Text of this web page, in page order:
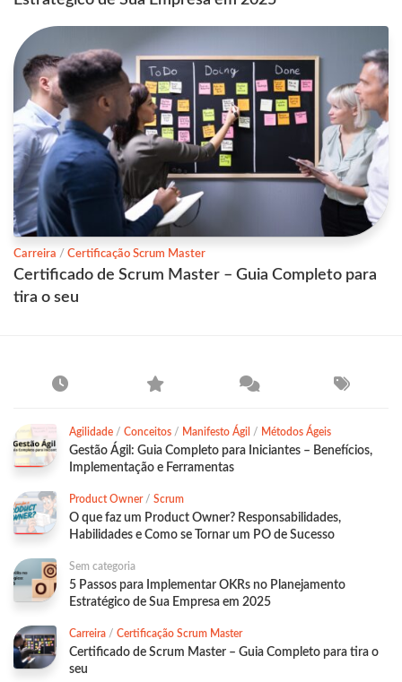
Carreira / Certificação Scrum Master
Certificado de Scrum Master – Guia Completo para
tira o seu
Agilidade / Conceitos / Manifesto Ágil / Métodos Ágeis
Gestão Ágil: Guia Completo para Iniciantes – Benefícios,
Implementação e Ferramentas
Product Owner/ Scrum
O que faz um Product Owner? Responsabilidades,
Habilidades e Como se Tornar um PO de Sucesso
Sem categoria
5 Passos para Implementar OKRs no Planejamento
Estratégico de Sua Empresa em 2025
Carreira / Certificação Scrum Master
Certificado de Scrum Master – Guia Completo para tira o
seu